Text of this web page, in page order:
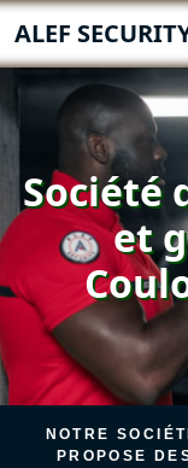
ALEF
Société
et
NOTRE
PROPOSE